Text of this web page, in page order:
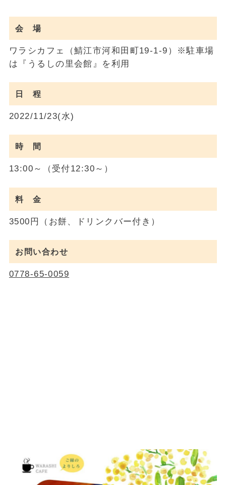
会 場
ワラシカフェ（鯖江市河和田町19-1-9）※駐車場
は『うるしの里会館』を利用
日 程
2022/11/23(水)
時 間
13:00～（受付12:30～）
料 金
3500円（お餅、ドリンクバー付き）
お問い合わせ
0778-65-0059